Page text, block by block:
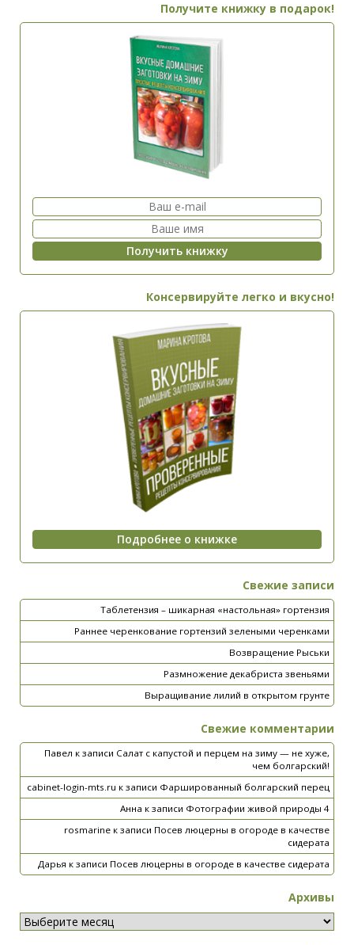
Получите книжку в подарок!
Консервируйте легко и вкусно!
Свежие записи
Таблетензия – шикарная «настольная» гортензия
Раннее черенкование гортензий зелеными черенками
Возвращение Рыськи
Размножение декабриста звеньями
Выращивание лилий в открытом грунте
Свежие комментарии
Павел к записи Салат с капустой и перцем на зиму — не хуже,
чем болгарский!
cabinet-login-mts.ru к записи Фаршированный болгарский перец
Анна к записи Фотографии живой природы 4
rosmarine к записи Посев люцерны в огороде в качестве
сидерата
Дарья к записи Посев люцерны в огороде в качестве сидерата
Архивы